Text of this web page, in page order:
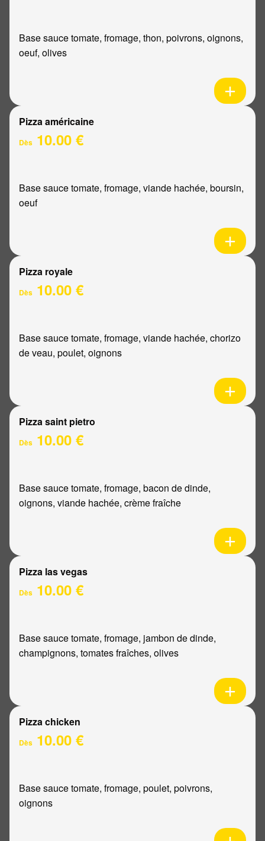
Base sauce tomate, fromage, thon, poivrons, oignons,
oeuf, olives
Pizza américaine
Dès 10.00 €
Base sauce tomate, fromage, viande hachée, boursin,
oeuf
Pizza royale
Dès 10.00 €
Base sauce tomate, fromage, viande hachée, chorizo
de veau, poulet, oignons
Pizza saint pietro
Dès 10.00 €
Base sauce tomate, fromage, bacon de dinde,
oignons, viande hachée, crème fraîche
Pizza las vegas
Dès 10.00 €
Base sauce tomate, fromage, jambon de dinde,
champignons, tomates fraîches, olives
Pizza chicken
Dès 10.00 €
Base sauce tomate, fromage, poulet, poivrons,
oignons